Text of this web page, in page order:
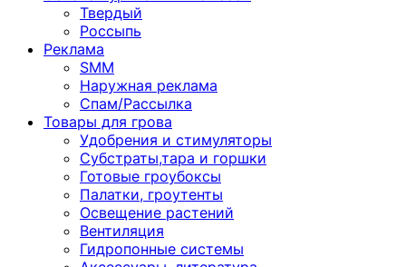
Твердый
Россыпь
Реклама
SMM
Наружная реклама
Спам/Рассылка
Товары для грова
Удобрения и стимуляторы
Субстраты,тара и горшки
Готовые гроубоксы
Палатки, гроутенты
Освещение растений
Вентиляция
Гидропонные системы